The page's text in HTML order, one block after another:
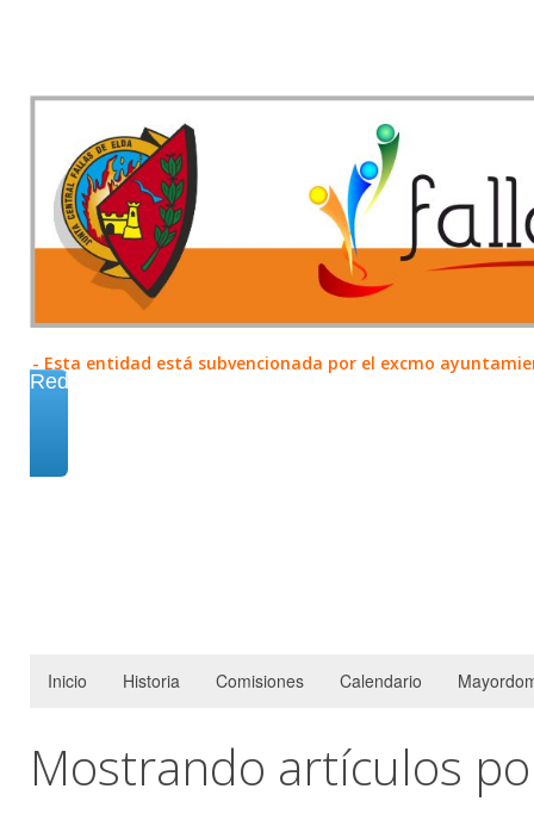
- Esta entidad está subvencionada por el excmo
Redes
Inicio Historia Comisiones Calendario
Mostrando artículos